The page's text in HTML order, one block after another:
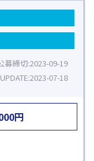
募締切 2023-09-19
UPDATE2023-07-18
円